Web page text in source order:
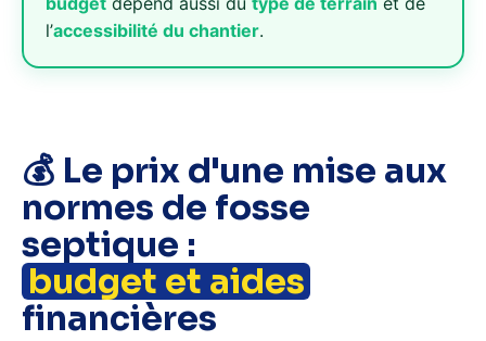
l’accessibilité du chantier.
💰 Le prix d'une mise aux
normes de fosse
septique :
budget et aides
financières